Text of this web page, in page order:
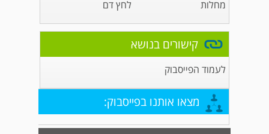
מחלות
לחץ דם
קישורים בנושא
לעמוד הפייסבוק
מצאו אותנו בפייסבוק: